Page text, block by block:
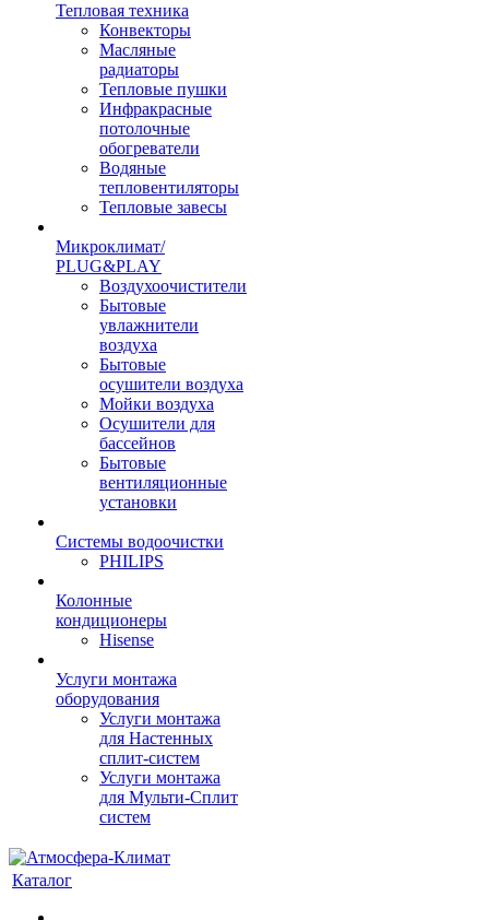
Тепловая техника
Конвекторы
Масляные
радиаторы
Тепловые пушки
Инфракрасные
потолочные
обогреватели
Водяные
тепловентиляторы
Тепловые завесы
Микроклимат/
PLUG&PLAY
Воздухоочистители
Бытовые
увлажнители
воздуха
Бытовые
осушители воздуха
Мойки воздуха
Осушители для
бассейнов
Бытовые
вентиляционные
установки
Системы водоочистки
PHILIPS
Колонные
кондиционеры
Hisense
Услуги монтажа
оборудования
Услуги монтажа
для Настенных
сплит-систем
Услуги монтажа
для Мульти-Сплит
систем
Каталог